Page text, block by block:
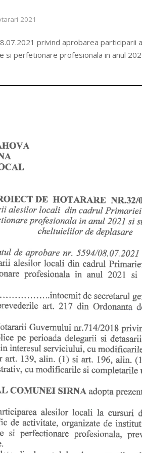
2021
privind aprobarea participarii
si perfetionare profesionala in anul